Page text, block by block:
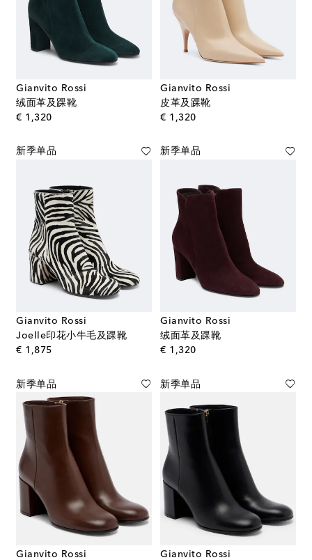
Gianvito Rossi
绒面革及踝靴
€ 1,320original price
Gianvito Rossi
皮革及踝靴
€ 1,320original price
新季单品
Gianvito Rossi
Joelle印花小牛毛及踝靴
€ 1,875original price
新季单品
Gianvito Rossi
绒面革及踝靴
€ 1,320original price
新季单品
Gianvito Rossi
新季单品
Gianvito Rossi